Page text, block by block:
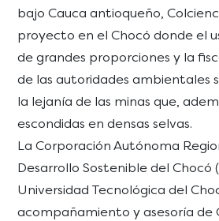
bajo Cauca antioqueño,
proyecto en el Chocó donde el
de grandes proporciones y la
de las autoridades ambientales
la lejanía de las minas que,
escondidas en densas selvas.
La Corporación Autónoma
Desarrollo Sostenible del Chocó
Universidad Tecnológica del
acompañamiento y asesoría de